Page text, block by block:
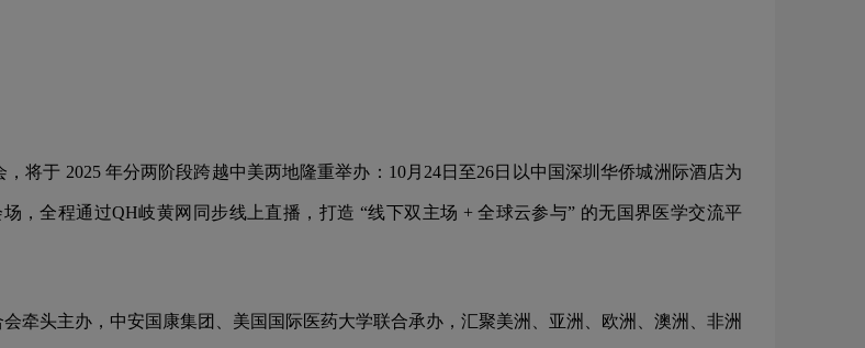
于 2025 年分两阶段跨越中美两地隆重举办：10月24日至26日以中国深圳华侨城洲际酒店为
，全程通过QH岐黄网同步线上直播，打造 “线下双主场 + 全球云参与” 的无国界医学交流平
牵头主办，中安国康集团、美国国际医药大学联合承办，汇聚美洲、亚洲、欧洲、澳洲、非洲